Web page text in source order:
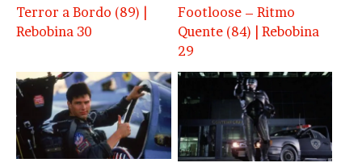
Terror a Bordo (89) |
Rebobina 30
Footloose – Ritmo
Quente (84) | Rebobina
29